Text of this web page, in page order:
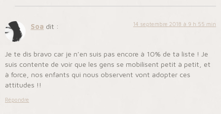
Soa dit : 14 septembre 2018 à 9 h 55 min
Je te dis bravo car je n’en suis pas encore à 10% de ta liste ! Je
suis contente de voir que les gens se mobilisent petit à petit, et
à force, nos enfants qui nous observent vont adopter ces
attitudes !!
Répondre